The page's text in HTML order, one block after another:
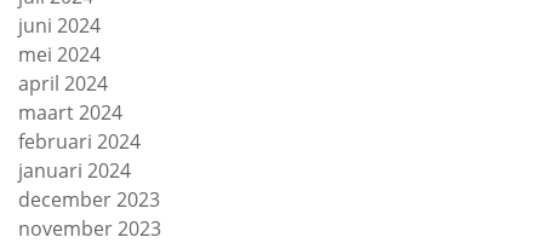
juni 2024
mei 2024
april 2024
maart 2024
februari 2024
januari 2024
december 2023
november 2023